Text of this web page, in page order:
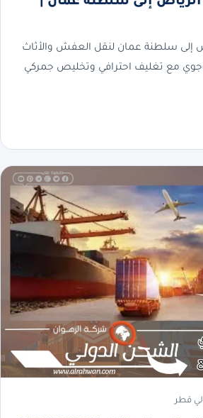
سلطنة عمان لنقل العفش والأثاث
مع تغليف احترافي وتخليص جمركي
قطر